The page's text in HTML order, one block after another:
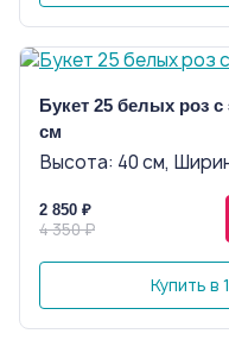
Букет 25 белых роз
см
Высота: 40 см,
2 850 ₽
4 350 ₽
Купить в